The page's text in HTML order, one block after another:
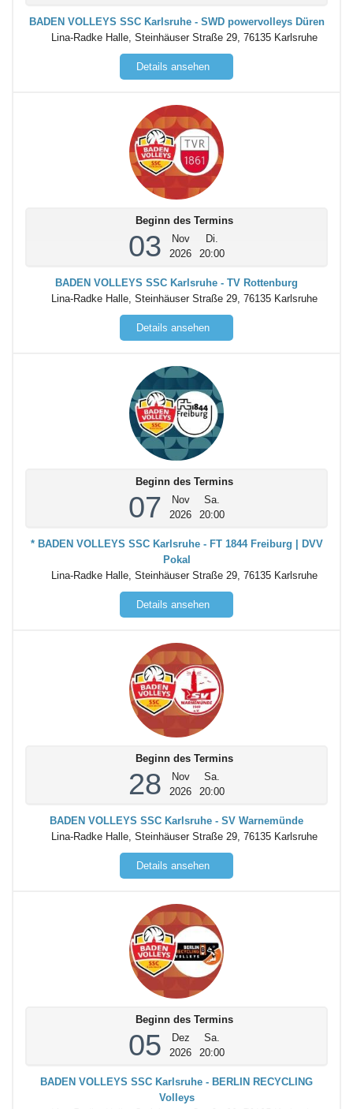
BADEN VOLLEYS SSC Karlsruhe - SWD powervolleys Düren
Lina-Radke Halle, Steinhäuser Straße 29, 76135 Karlsruhe
Details ansehen
Beginn des Termins
03
Nov
2026
Di.
20:00
BADEN VOLLEYS SSC Karlsruhe - TV Rottenburg
Lina-Radke Halle, Steinhäuser Straße 29, 76135 Karlsruhe
Details ansehen
Beginn des Termins
07
Nov
2026
Sa.
20:00
* BADEN VOLLEYS SSC Karlsruhe - FT 1844 Freiburg | DVV
Pokal
Lina-Radke Halle, Steinhäuser Straße 29, 76135 Karlsruhe
Details ansehen
Beginn des Termins
28
Nov
2026
Sa.
20:00
BADEN VOLLEYS SSC Karlsruhe - SV Warnemünde
Lina-Radke Halle, Steinhäuser Straße 29, 76135 Karlsruhe
Details ansehen
Beginn des Termins
05
Dez
2026
Sa.
20:00
BADEN VOLLEYS SSC Karlsruhe - BERLIN RECYCLING
Volleys